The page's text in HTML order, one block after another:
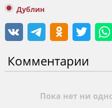
Дублин
Комментарии
Пока нет ни